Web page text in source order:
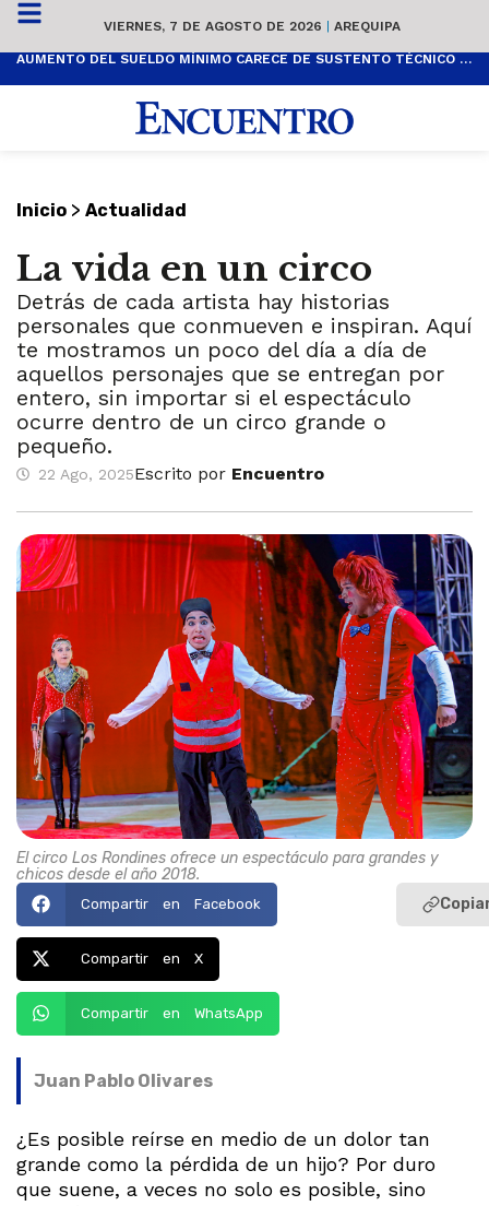
VIERNES, 7 DE AGOSTO DE 2026 | AREQUIPA
AUMENTO DEL SUELDO MÍNIMO CARECE DE SUSTENTO TÉCNICO Y ES POPULISTA
Inicio > Actualidad
La vida en un circo
Detrás de cada artista hay historias
personales que conmueven e inspiran. Aquí
te mostramos un poco del día a día de
aquellos personajes que se entregan por
entero, sin importar si el espectáculo
ocurre dentro de un circo grande o
pequeño.
22 Ago, 2025Escrito por Encuentro
El circo Los Rondines ofrece un espectáculo para grandes y
chicos desde el año 2018.
Compartir en Facebook
Compartir en X
Compartir en WhatsApp
Juan Pablo Olivares
¿Es posible reírse en medio de un dolor tan
grande como la pérdida de un hijo? Por duro
que suene, a veces no solo es posible, sino